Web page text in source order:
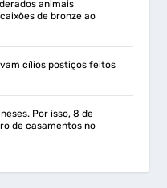
animais
de bronze ao
cílios postiços feitos
Por isso, 8 de
de casamentos no